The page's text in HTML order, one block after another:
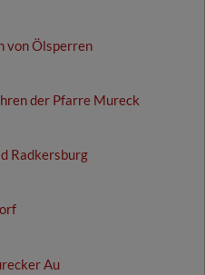
von Ölsperren
der Pfarre Mureck
Radkersburg
Au